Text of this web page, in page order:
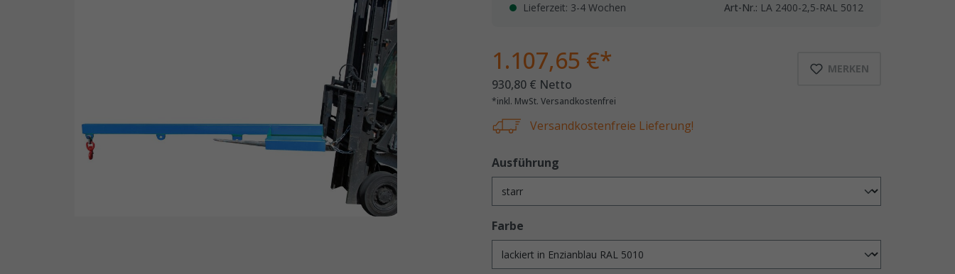
Lieferzeit: 3-4 Wochen Art-Nr.: LA 2400-2,5-RAL 5012
MERKEN
1.107,65 €*
930,80 € Netto
*inkl. MwSt. Versandkostenfrei
Versandkostenfreie Lieferung!
Ausführung
Farbe